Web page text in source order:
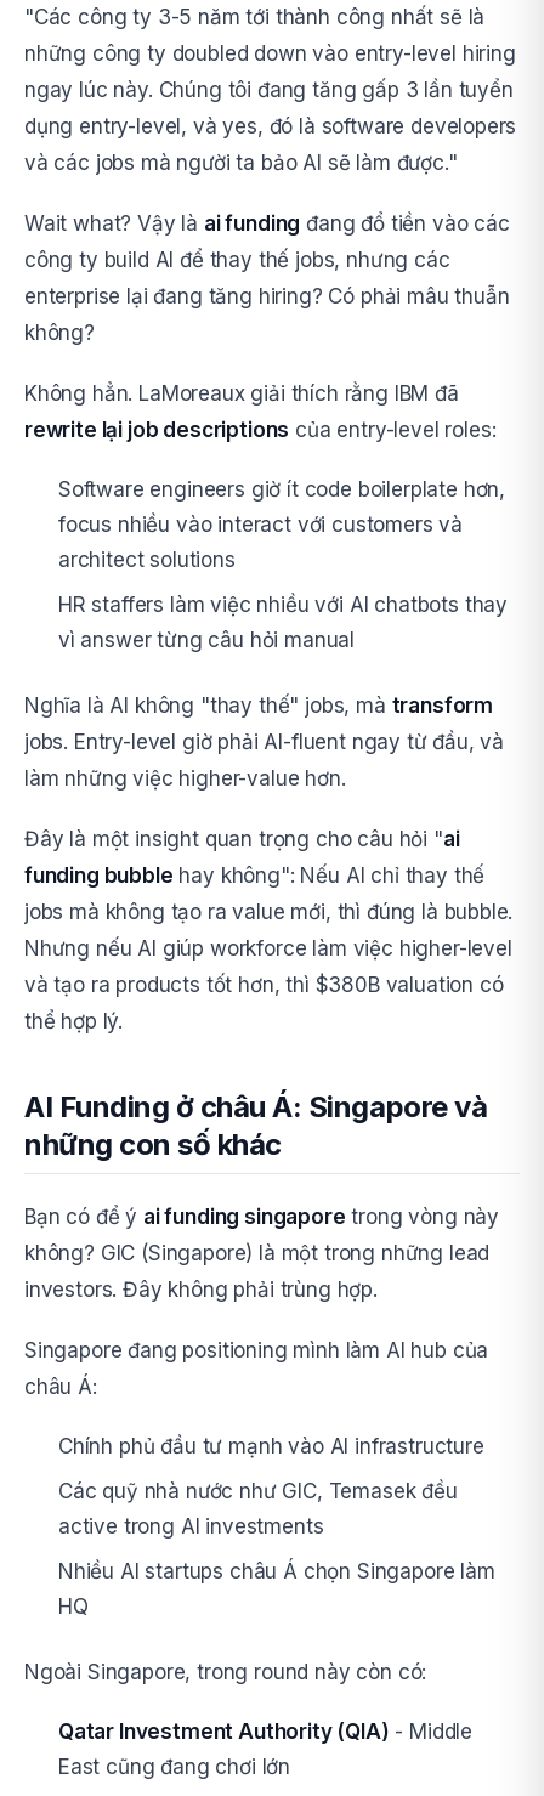
"Các công ty 3-5 năm tới thành công nhất sẽ là
những công ty doubled down vào entry-level hiring
ngay lúc này. Chúng tôi đang tăng gấp 3 lần tuyển
dụng entry-level, và yes, đó là software developers
và các jobs mà người ta bảo AI sẽ làm được."
Wait what? Vậy là ai funding đang đổ tiền vào các
công ty build AI để thay thế jobs, nhưng các
enterprise lại đang tăng hiring? Có phải mâu thuẫn
không?
Không hẳn. LaMoreaux giải thích rằng IBM đã
rewrite lại job descriptions của entry-level roles:
Software engineers giờ ít code boilerplate hơn,
focus nhiều vào interact với customers và
architect solutions
HR staffers làm việc nhiều với AI chatbots thay
vì answer từng câu hỏi manual
Nghĩa là AI không "thay thế" jobs, mà transform
jobs. Entry-level giờ phải AI-fluent ngay từ đầu, và
làm những việc higher-value hơn.
Đây là một insight quan trọng cho câu hỏi "ai
funding bubble hay không": Nếu AI chỉ thay thế
jobs mà không tạo ra value mới, thì đúng là bubble.
Nhưng nếu AI giúp workforce làm việc higher-level
và tạo ra products tốt hơn, thì $380B valuation có
thể hợp lý.
AI Funding ở châu Á: Singapore và
những con số khác
Bạn có để ý ai funding singapore trong vòng này
không? GIC (Singapore) là một trong những lead
investors. Đây không phải trùng hợp.
Singapore đang positioning mình làm AI hub của
châu Á:
Chính phủ đầu tư mạnh vào AI infrastructure
Các quỹ nhà nước như GIC, Temasek đều
active trong AI investments
Nhiều AI startups châu Á chọn Singapore làm
HQ
Ngoài Singapore, trong round này còn có:
Qatar Investment Authority (QIA) - Middle
East cũng đang chơi lớn